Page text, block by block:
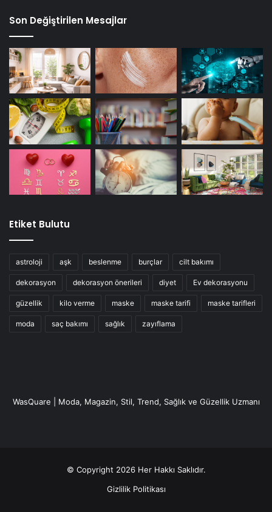
Son Değiştirilen Mesajlar
Etiket Bulutu
astroloji aşk beslenme burçlar cilt bakımı
dekorasyon dekorasyon önerileri diyet Ev dekorasyonu
güzellik kilo verme maske maske tarifi maske tarifleri
moda saç bakımı sağlık zayıflama
WasQuare | Moda, Magazin, Stil, Trend, Sağlık ve Güzellik Uzmanı
© Copyright 2026 Her Hakkı Saklıdır.
Gizlilik Politikası